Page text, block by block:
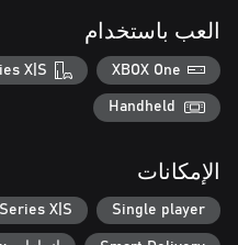
العب باستخدام
XBOX One
X|S
Handheld
الإمكانات
Single player
X|S